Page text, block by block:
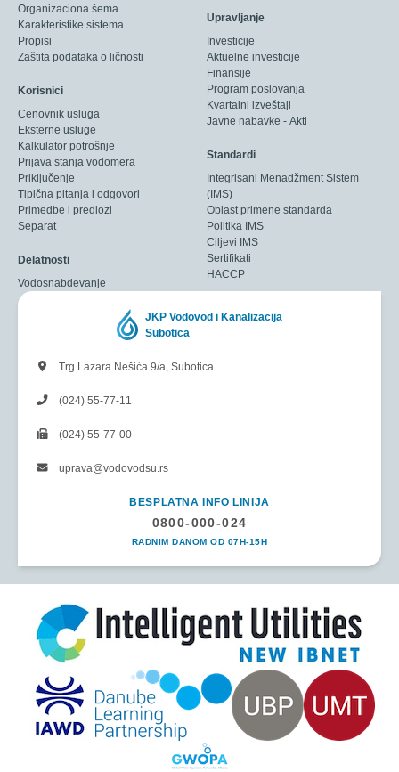
Organizaciona šema
Karakteristike sistema
Propisi
Zaštita podataka o ličnosti
Korisnici
Cenovnik usluga
Eksterne usluge
Kalkulator potrošnje
Prijava stanja vodomera
Priključenje
Tipična pitanja i odgovori
Primedbe i predlozi
Separat
Delatnosti
Vodosnabdevanje
Upravljanje
Investicije
Aktuelne investicije
Finansije
Program poslovanja
Kvartalni izveštaji
Javne nabavke - Akti
Standardi
Integrisani Menadžment Sistem
(IMS)
Oblast primene standarda
Politika IMS
Ciljevi IMS
Sertifikati
HACCP
JKP Vodovod i Kanalizacija
Subotica
Trg Lazara Nešića 9/a, Subotica
(024) 55-77-11
(024) 55-77-00
uprava@vodovodsu.rs
BESPLATNA INFO LINIJA
0800-000-024
RADNIM DANOM OD 07H-15H